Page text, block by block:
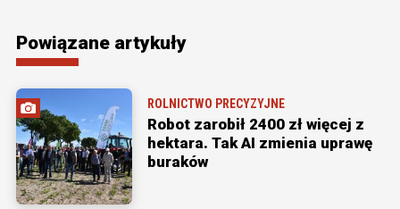
Powiązane artykuły
ROLNICTWO PRECYZYJNE
Robot zarobił 2400 zł więcej z
hektara. Tak AI zmienia uprawę
buraków